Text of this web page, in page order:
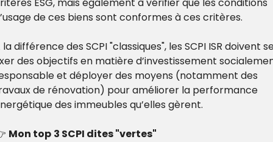
de ces biens sont conformes à ces critères.
la différence des SCPI "classiques", les SCPI ISR doivent
des objectifs en matière d’investissement
et déployer des moyens (notamment des
de rénovation) pour améliorer la performance
des immeubles qu’elles gèrent.
Mon top 3 SCPI dites "vertes"